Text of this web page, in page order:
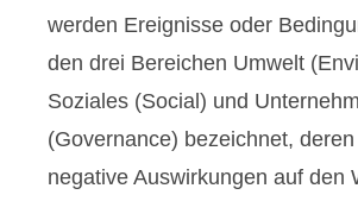
werden Ereignisse oder
den drei Bereichen Umwelt
Soziales (Social) und
(Governance) bezeichnet,
negative Auswirkungen auf den